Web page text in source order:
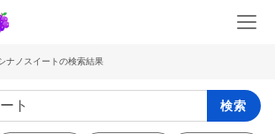
ナノスイートの検索結果
検索